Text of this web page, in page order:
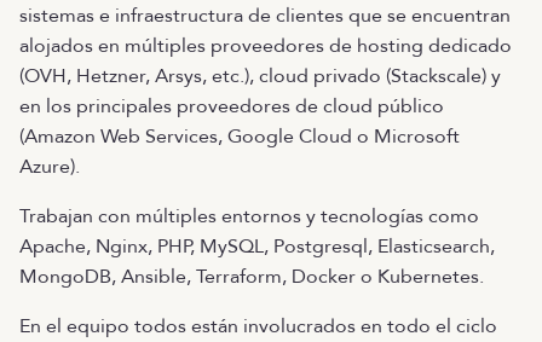
sistemas e infraestructura de clientes que se encuentran
alojados en múltiples proveedores de hosting dedicado
(OVH, Hetzner, Arsys, etc.), cloud privado (Stackscale) y
en los principales proveedores de cloud público
(Amazon Web Services, Google Cloud o Microsoft
Azure).
Trabajan con múltiples entornos y tecnologías como
Apache, Nginx, PHP, MySQL, Postgresql, Elasticsearch,
MongoDB, Ansible, Terraform, Docker o Kubernetes.
En el equipo todos están involucrados en todo el ciclo